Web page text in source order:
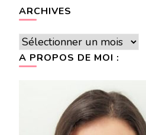
ARCHIVES
Archives
A PROPOS DE MOI :